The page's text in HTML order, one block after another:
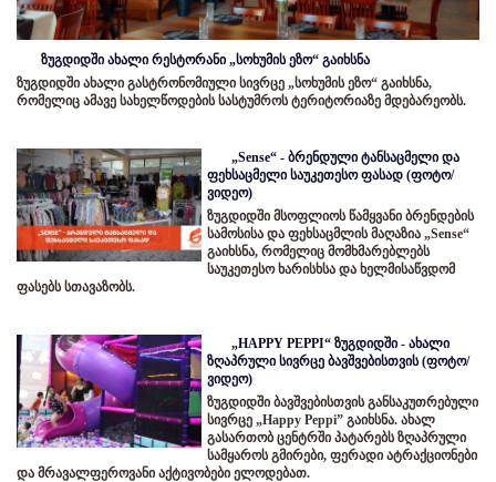
ზუგდიდში ახალი რესტორანი „სოხუმის ეზო“ გაიხსნა
ზუგდიდში ახალი გასტრონომიული სივრცე „სოხუმის ეზო“ გაიხსნა,
რომელიც ამავე სახელწოდების სასტუმროს ტერიტორიაზე მდებარეობს.
„Sense“ - ბრენდული ტანსაცმელი და
ფეხსაცმელი საუკეთესო ფასად (ფოტო/
ვიდეო)
ზუგდიდში მსოფლიოს წამყვანი ბრენდების
სამოსისა და ფეხსაცმლის მაღაზია „Sense“
გაიხსნა, რომელიც მომხმარებლებს
საუკეთესო ხარისხსა და ხელმისაწვდომ
ფასებს სთავაზობს.
„HAPPY PEPPI“ ზუგდიდში - ახალი
ზღაპრული სივრცე ბავშვებისთვის (ფოტო/
ვიდეო)
ზუგდიდში ბავშვებისთვის განსაკუთრებული
სივრცე „Happy Peppi” გაიხსნა. ახალ
გასართობ ცენტრში პატარებს ზღაპრული
სამყაროს გმირები, ფერადი ატრაქციონები
და მრავალფეროვანი აქტივობები ელოდებათ.